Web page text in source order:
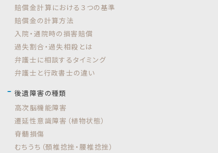
賠償金計算における３つの基準
賠償金の計算方法
入院・通院時の損害賠償
過失割合・過失相殺とは
弁護士に相談するタイミング
弁護士と行政書士の違い
後遺障害の種類
高次脳機能障害
遷延性意識障害（植物状態）
脊髄損傷
むちうち（頚椎捻挫・腰椎捻挫）